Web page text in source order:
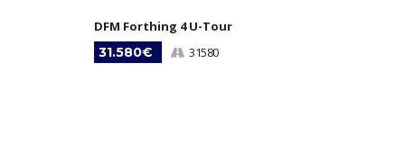
DFM Forthing 4 U-Tour
31.580€
31580